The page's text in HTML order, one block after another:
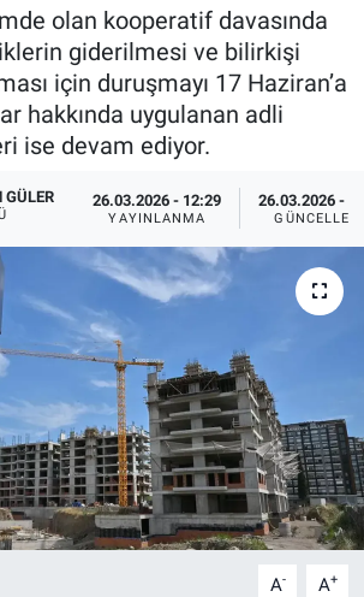
olan kooperatif davasında
giderilmesi ve bilirkişi
için duruşmayı 17 Haziran’a
hakkında uygulanan adli
ise devam ediyor.
26.03.2026 - 12:29
YAYINLANMA
26.03.2026 -
A- A+